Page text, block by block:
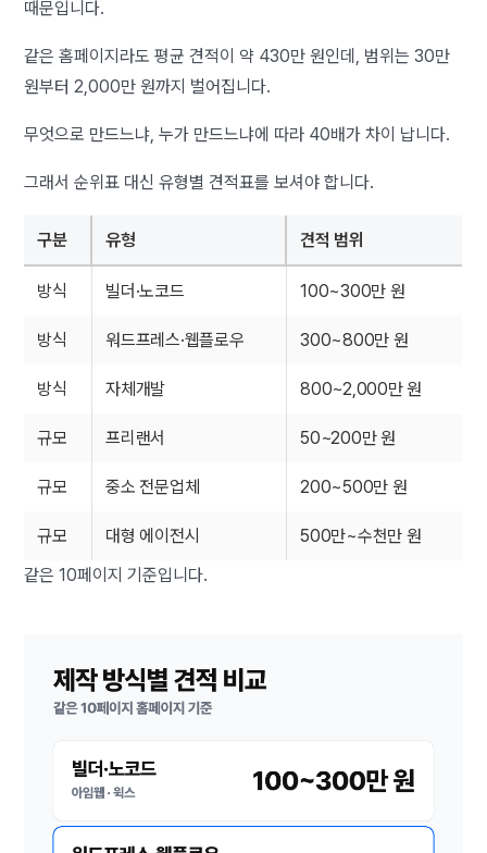
때문입니다.
같은 홈페이지라도 평균 견적이 약 430만 원인데, 범위는 30만
원부터 2,000만 원까지 벌어집니다.
무엇으로 만드느냐, 누가 만드느냐에 따라 40배가 차이 납니다.
그래서 순위표 대신 유형별 견적표를 보셔야 합니다.
구분 유형 견적 범위
방식 빌더·노코드 100~300만 원
방식 워드프레스·웹플로우 300~800만 원
방식 자체개발 800~2,000만 원
규모 프리랜서 50~200만 원
규모 중소 전문업체 200~500만 원
규모 대형 에이전시
500만~수천만 원
같은 10페이지 기준입니다.